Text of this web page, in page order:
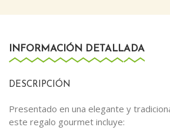
INFORMACIÓN DETALLADA
DESCRIPCIÓN
Presentado en una elegante y
este regalo gourmet incluye: